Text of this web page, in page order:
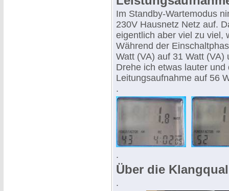
Im Standby-Wartemodus
230V Hausnetz Netz auf.
eigentlich aber viel zu viel,
Während der
Watt (VA) auf 31 Watt
Drehe ich etwas lauter
Leitungsaufnahme auf 56
.
.
Über die
.